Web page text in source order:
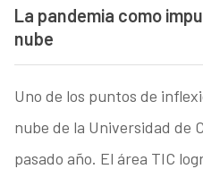
La pandemia como
nube
Uno de los puntos de
nube de la Universidad de
pasado año. El área TIC